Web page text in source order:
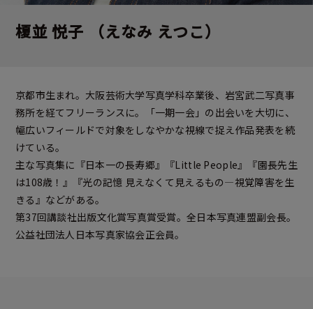
榎並 悦子 （えなみ えつこ）
京都市生まれ。大阪芸術大学写真学科卒業後、岩宮武二写真事
務所を経てフリーランスに。「一期一会」の出会いを大切に、
幅広いフィールドで対象をしなやかな視線で捉え作品発表を続
けている。
主な写真集に『日本一の長寿郷』『Little People』『園長先生
は108歳！』『光の記憶 見えなくて見えるもの―視覚障害を生
きる』などがある。
第37回講談社出版文化賞写真賞受賞。全日本写真連盟副会長。
公益社団法人日本写真家協会正会員。